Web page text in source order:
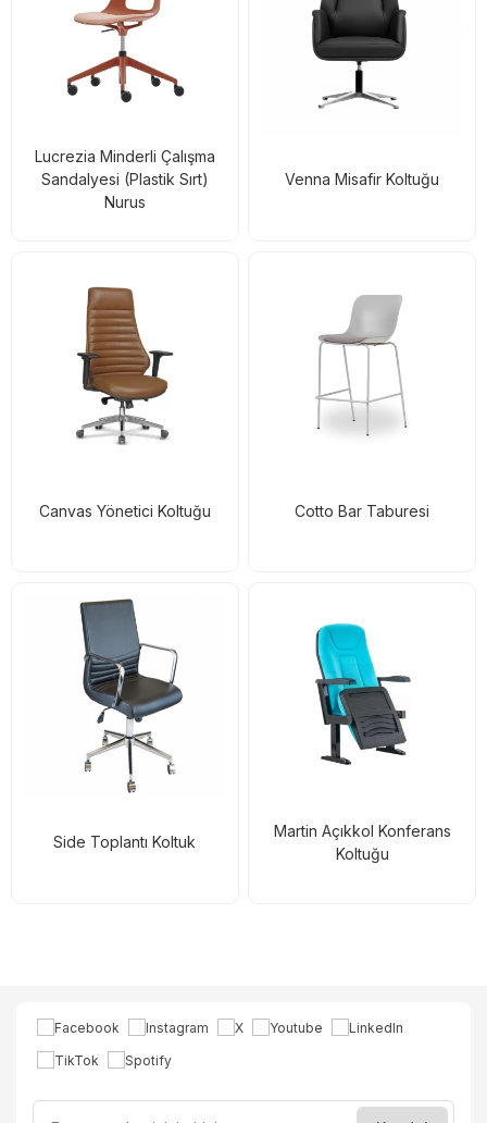
Lucrezia Minderli Çalışma
Sandalyesi (Plastik Sırt)
Nurus
Venna Misafir Koltuğu
Canvas Yönetici Koltuğu Cotto Bar Taburesi
Side Toplantı Koltuk
Martin Açıkkol Konferans
Koltuğu